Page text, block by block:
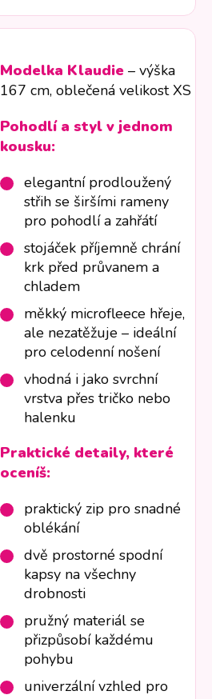
Modelka Klaudie – výška
167 cm, oblečená velikost XS
Pohodlí a styl v jednom
kousku:
elegantní prodloužený
střih se širšími rameny
pro pohodlí a zahřátí
stojáček příjemně chrání
krk před průvanem a
chladem
měkký microfleece hřeje,
ale nezatěžuje – ideální
pro celodenní nošení
vhodná i jako svrchní
vrstva přes tričko nebo
halenku
Praktické detaily, které
oceníš:
praktický zip pro snadné
oblékání
dvě prostorné spodní
kapsy na všechny
drobnosti
pružný materiál se
přizpůsobí každému
pohybu
univerzální vzhled pro